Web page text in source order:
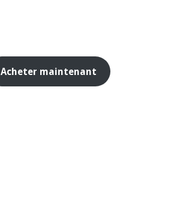
Acheter maintenant